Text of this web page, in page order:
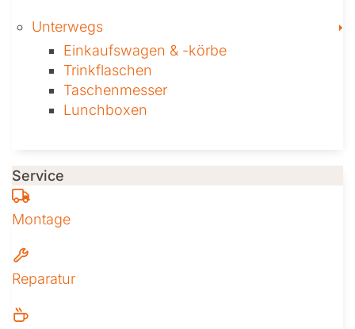
Unterwegs
Einkaufswagen & ­-körbe
Trinkflaschen
Taschen­messer
Lunchboxen
Service
Montage
Reparatur